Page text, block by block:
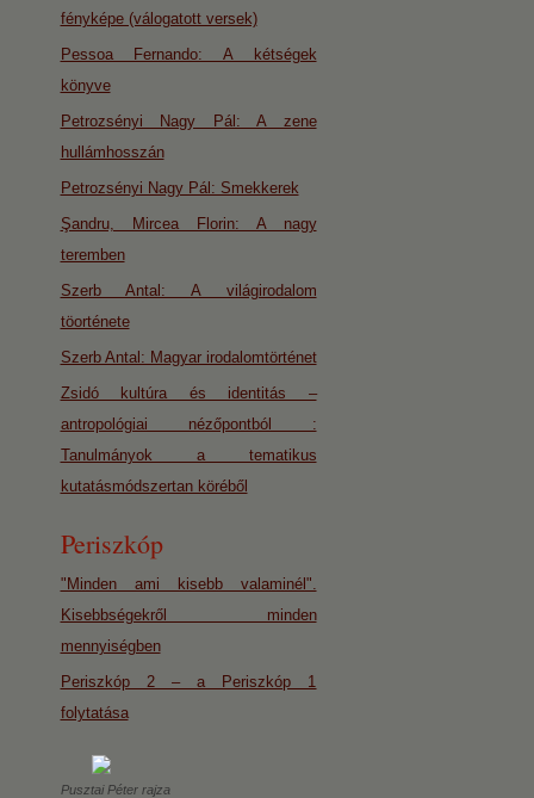
fényképe (válogatott versek)
Pessoa Fernando: A kétségek
könyve
Petrozsényi Nagy Pál: A zene
hullámhosszán
Petrozsényi Nagy Pál: Smekkerek
Şandru, Mircea Florin: A nagy
teremben
Szerb Antal: A világirodalom
töorténete
Szerb Antal: Magyar irodalomtörténet
Zsidó kultúra és identitás –
antropológiai nézőpontból :
Tanulmányok a tematikus
kutatásmódszertan köréből
Periszkóp
"Minden ami kisebb valaminél".
Kisebbségekről minden
mennyiségben
Periszkóp 2 – a Periszkóp 1
folytatása
Pusztai Péter rajza